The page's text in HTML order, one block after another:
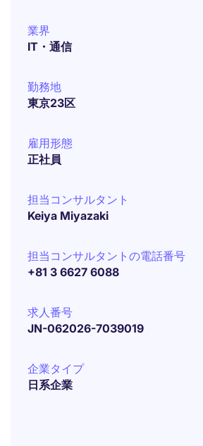
業界
IT・通信
勤務地
東京23区
雇用形態
正社員
担当コンサルタント
Keiya Miyazaki
担当コンサルタントの電話番号
+81 3 6627 6088
求人番号
JN-062026-7039019
企業タイプ
日系企業